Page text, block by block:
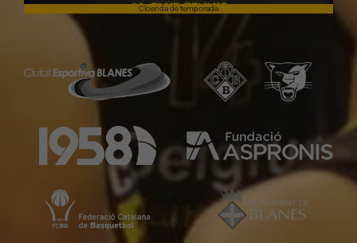
Cloenda de temporada